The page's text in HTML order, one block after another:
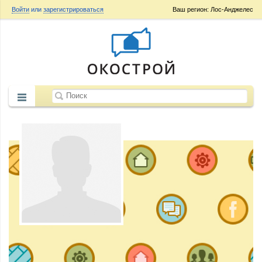
Ваш регион: Лос-Анджелес
Войти или зарегистрироваться